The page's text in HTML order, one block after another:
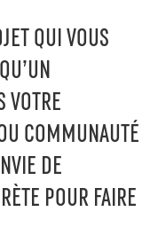
QUI VOUS
VOTRE
COMMUNAUTÉ
DE
POUR FAIRE